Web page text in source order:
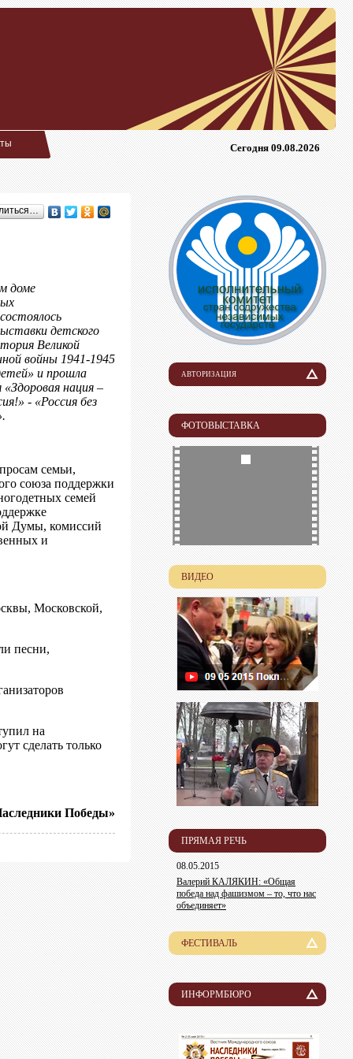
Сегодня 09.08.2026
доме
состоялось
детского
Великой
войны 1941-1945
и прошла
«Здоровая нация –
- «Россия без
семьи,
союза поддержки
семей
Думы, комиссий
и
Московской,
песни,
на
сделать только
Победы»
АВТОРИЗАЦИЯ
Логин
Пароль
ФОТОВЫСТАВКА
ВИДЕО
ПРЯМАЯ РЕЧЬ
08.05.2015
Валерий КАЛЯКИН: «Общая
победа над фашизмом – то, что нас
объединяет»
ФЕСТИВАЛЬ
История
Лауреаты
Организационный комитет
Информация для участников
ИНФОРМБЮРО
Новости
Пресса о нас